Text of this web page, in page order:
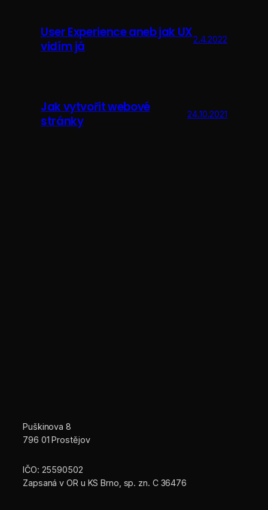
User Experience aneb jak UX
vidím já
2.4.2022
Jak vytvořit webové
stránky
24.10.2021
Puškinova 8
796 01 Prostějov
IČO: 25590502
Zapsaná v OR u KS Brno, sp. zn. C 36476